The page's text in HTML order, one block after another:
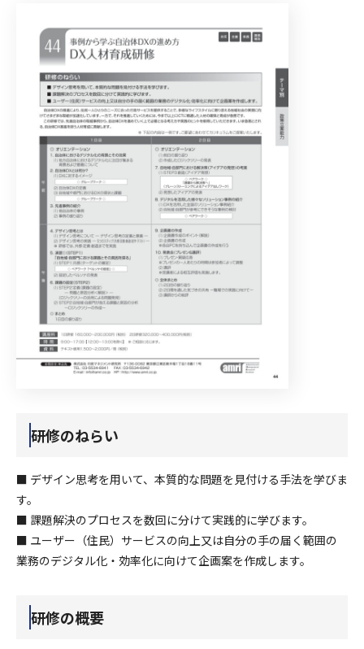
研修のねらい
■ デザイン思考を用いて、本質的な問題を見付ける手法を学びま
す。
■ 課題解決のプロセスを数回に分けて実践的に学びます。
■ ユーザー（住民）サービスの向上又は自分の手の届く範囲の
業務のデジタル化・効率化に向けて企画案を作成します。
研修の概要